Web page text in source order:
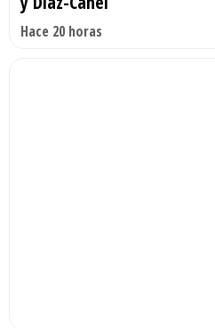
Hace 20 horas